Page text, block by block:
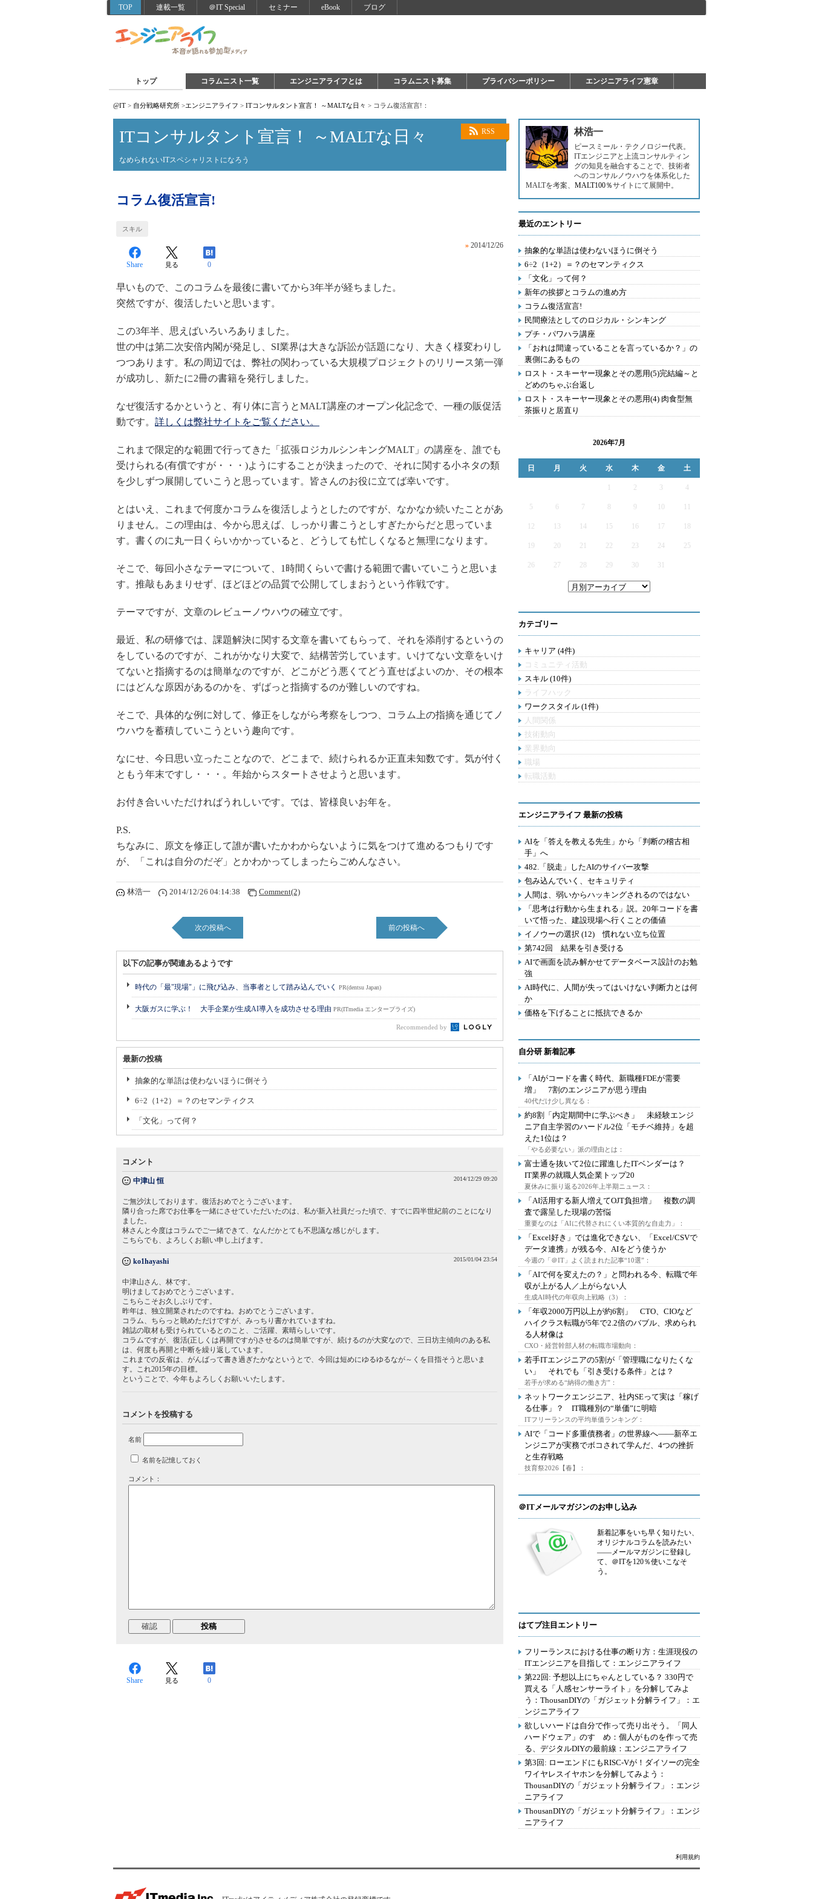
TOP 連載一覧 ＠IT Special セミナー eBook ブログ
トップ コラムニスト一覧 エンジニアライフとは コラムニスト募集 プライバシーポリシー エンジニアライフ憲章
@IT > 自分戦略研究所 >エンジニアライフ > ITコンサルタント宣言！ ～MALTな日々 > コラム復活宣言!：
RSS
ITコンサルタント宣言！ ～MALTな日々
なめられないITスペシャリストになろう
コラム復活宣言!
スキル
» 2014/12/26
Share 見る 0
早いもので、このコラムを最後に書いてから3年半が経ちました。
突然ですが、復活したいと思います。
この3年半、思えばいろいろありました。
世の中は第二次安倍内閣が発足し、SI業界は大きな訴訟が話題になり、大きく様変わりし
つつあります。私の周辺では、弊社の関わっている大規模プロジェクトのリリース第一弾
が成功し、新たに2冊の書籍を発行しました。
なぜ復活するかというと、有り体に言うとMALT講座のオープン化記念で、一種の販促活
動です。 詳しくは弊社サイトをご覧ください。
これまで限定的な範囲で行ってきた「拡張ロジカルシンキングMALT」の講座を、誰でも
受けられる(有償ですが・・・)ようにすることが決まったので、それに関する小ネタの類
を少しずつ展開していこうと思っています。皆さんのお役に立てば幸いです。
とはいえ、これまで何度かコラムを復活しようとしたのですが、なかなか続いたことがあ
りません。この理由は、今から思えば、しっかり書こうとしすぎたからだと思っていま
す。書くのに丸一日くらいかかっていると、どうしても忙しくなると無理になります。
そこで、毎回小さなテーマについて、1時間くらいで書ける範囲で書いていこうと思いま
す。推敲もあまりせず、ほどほどの品質で公開してしまおうという作戦です。
テーマですが、文章のレビューノウハウの確立です。
最近、私の研修では、課題解決に関する文章を書いてもらって、それを添削するというの
をしているのですが、これがかなり大変で、結構苦労しています。いけてない文章をいけ
てないと指摘するのは簡単なのですが、どこがどう悪くてどう直せばよいのか、その根本
にはどんな原因があるのかを、ずばっと指摘するのが難しいのですね。
そこで、具体的な例に対して、修正をしながら考察をしつつ、コラム上の指摘を通じてノ
ウハウを蓄積していこうという趣向です。
なにせ、今日思い立ったことなので、どこまで、続けられるか正直未知数です。気が付く
ともう年末ですし・・・。年始からスタートさせようと思います。
お付き合いいただければうれしいです。では、皆様良いお年を。
P.S.
ちなみに、原文を修正して誰が書いたかわからないように気をつけて進めるつもりです
が、「これは自分のだぞ」とかわかってしまったらごめんなさい。
林浩一 2014/12/26 04:14:38 Comment(2)
次の投稿へ 前の投稿へ
以下の記事が関連あるようです
時代の「最"現場"」に飛び込み、当事者として踏み込んでいく PR(dentsu Japan)
大阪ガスに学ぶ！ 大手企業が生成AI導入を成功させる理由 PR(ITmedia エンタープライズ)
Recommended by
最新の投稿
抽象的な単語は使わないほうに倒そう
6÷2（1+2）＝？のセマンティクス
「文化」って何？
コメント
中津山 恒 2014/12/29 09:20
ご無沙汰しております。復活おめでとうございます。
隣り合った席でお仕事を一緒にさせていただいたのは、私が新入社員だった頃で、すでに四半世紀前のことになり
ました。
林さんと今度はコラムでご一緒できて、なんだかとても不思議な感じがします。
こちらでも、よろしくお願い申し上げます。
ko1hayashi 2015/01/04 23:54
中津山さん、林です。
明けましておめでとうございます。
こちらこそお久しぶりです。
昨年は、独立開業されたのですね。おめでとうございます。
コラム、ちらっと眺めただけですが、みっちり書かれていますね。
雑誌の取材も受けられているとのこと、ご活躍、素晴らしいです。
コラムですが、復活(正しくは再開ですが)させるのは簡単ですが、続けるのが大変なので、三日坊主傾向のある私
は、何度も再開と中断を繰り返しています。
これまでの反省は、がんばって書き過ぎたかなというとで、今回は短めにゆるゆるなが～くを目指そうと思いま
す。これ2015年の目標。
ということで、今年もよろしくお願いいたします。
コメントを投稿する
名前
名前を記憶しておく
コメント：
Share 見る 0
林浩一
ピースミール・テクノロジー代表。
ITエンジニアと上流コンサルティン
グの知見を融合することで、技術者
へのコンサルノウハウを体系化した
MALTを考案、 MALT100％サイトにて展開中。
最近のエントリー
抽象的な単語は使わないほうに倒そう
6÷2（1+2）＝？のセマンティクス
「文化」って何？
新年の挨拶とコラムの進め方
コラム復活宣言!
民間療法としてのロジカル・シンキング
プチ・パワハラ講座
「おれは間違っていることを言っているか？」の
裏側にあるもの
ロスト・スキーヤー現象とその悪用(5)完結編～と
どめのちゃぶ台返し
ロスト・スキーヤー現象とその悪用(4) 肉食型無
茶振りと居直り
2026年7月
日 月 火 水 木 金 土
2 3 4
5 6 7 9
12 13 14 15 16 17
19 20 21 22 23 24 25
26 27 28 29 30 31
カテゴリー
キャリア (4件)
コミュニティ活動
スキル (10件)
ライフハック
ワークスタイル (1件)
人間関係
技術動向
業界動向
職場
転職活動
エンジニアライフ 最新の投稿
AIを「答えを教える先生」から「判断の稽古相
手」へ
482.「脱走」したAIのサイバー攻撃
包み込んでいく、セキュリティ
人間は、弱いからハッキングされるのではない
「思考は行動から生まれる」説。20年コードを書
いて悟った、建設現場へ行くことの価値
イノウーの選択 (12) 慣れない立ち位置
第742回 結果を引き受ける
AIで画面を読み解かせてデータベース設計のお勉
強
AI時代に、人間が失ってはいけない判断力とは何
か
価格を下げることに抵抗できるか
自分研 新着記事
「AIがコードを書く時代、新職種FDEが需要
増」 7割のエンジニアが思う理由
40代だけ少し異なる：
約8割「内定期間中に学ぶべき」 未経験エンジ
ニア自主学習のハードル2位「モチベ維持」を超
えた1位は？
「やる必要ない」派の理由とは：
富士通を抜いて2位に躍進したITベンダーは？
IT業界の就職人気企業トップ20
夏休みに振り返る2026年上半期ニュース：
「AI活用する新人増えてOJT負担増」 複数の調
査で露呈した現場の苦悩
重要なのは「AIに代替されにくい本質的な自走力」：
「Excel好き」では進化できない、「Excel/CSVで
データ連携」が残る今、AIをどう使うか
今週の「＠IT」よく読まれた記事“10選”：
「AIで何を変えたの？」と問われる今、転職で年
収が上がる人／上がらない人
生成AI時代の年収向上戦略（3）：
「年収2000万円以上が約6割」 CTO、CIOなど
ハイクラス転職が5年で2.2倍のバブル、求められ
る人材像は
CXO・経営幹部人材の転職市場動向：
若手ITエンジニアの5割が「管理職になりたくな
い」 それでも「引き受ける条件」とは？
若手が求める“納得の働き方”：
ネットワークエンジニア、社内SEって実は「稼げ
る仕事」？ IT職種別の“単価”に明暗
ITフリーランスの平均単価ランキング：
AIで「コード多重債務者」の世界線へ――新卒エ
ンジニアが実務でボコされて学んだ、4つの挫折
と生存戦略
技育祭2026【春】：
＠ITメールマガジンのお申し込み
新着記事をいち早く知りたい、
オリジナルコラムを読みたい
――メールマガジンに登録し
て、＠ITを120％使いこなそ
う。
はてブ注目エントリー
フリーランスにおける仕事の断り方：生涯現役の
ITエンジニアを目指して：エンジニアライフ
第22回: 予想以上にちゃんとしている？ 330円で
買える「人感センサーライト」を分解してみよ
う：ThousanDIYの「ガジェット分解ライフ」：エ
ンジニアライフ
欲しいハードは自分で作って売り出そう。「同人
ハードウェア」のすゝめ：個人がものを作って売
る、デジタルDIYの最前線：エンジニアライフ
第3回: ローエンドにもRISC-Vが！ダイソーの完全
ワイヤレスイヤホンを分解してみよう：
ThousanDIYの「ガジェット分解ライフ」：エンジ
ニアライフ
ThousanDIYの「ガジェット分解ライフ」：エンジ
ニアライフ
利用規約